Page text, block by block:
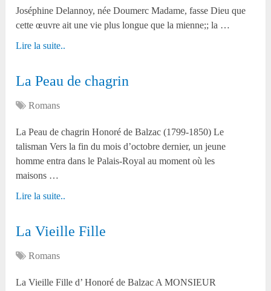
Joséphine Delannoy, née Doumerc Madame, fasse Dieu que
cette œuvre ait une vie plus longue que la mienne;; la …
Lire la suite..
La Peau de chagrin
Romans
La Peau de chagrin Honoré de Balzac (1799-1850) Le
talisman Vers la fin du mois d’octobre dernier, un jeune
homme entra dans le Palais-Royal au moment où les
maisons …
Lire la suite..
La Vieille Fille
Romans
La Vieille Fille d’ Honoré de Balzac A MONSIEUR